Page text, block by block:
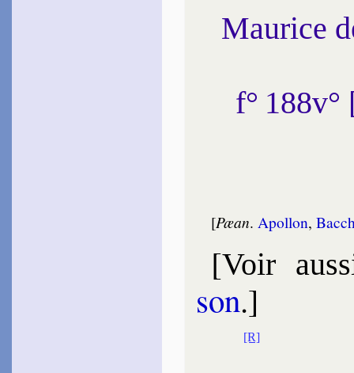
Maurice
f°
[Pæan. Apol­lon,
[Voir
son.]
[R]